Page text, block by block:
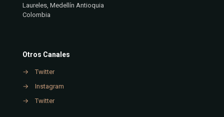
Laureles, Medellín Antioquia
Colombia
Otros Canales
→
Twitter
→
Instagram
→
Twitter